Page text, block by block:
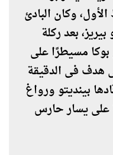
وكان البادئ
بعد ركلة
بوكا مسيطرًا على
هدف فى الدقيقة
بينديتو ورواغ
على يسار حارس